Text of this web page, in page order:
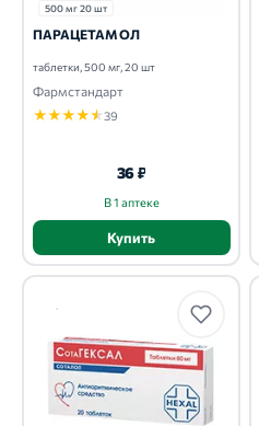
500 мг 20 шт
ПАРАЦЕТАМОЛ
таблетки, 500 мг, 20 шт
Фармстандарт
★★★★★39
36 ₽
В 1 аптеке
Купить